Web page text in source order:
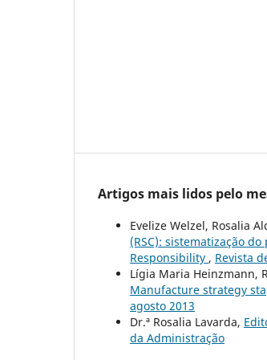
Artigos mais lidos pelo
Evelize Welzel, Rosalia
(RSC): sistematização
Responsibility , Revista
Lígia Maria Heinzmann,
Manufacture strategy
agosto 2013
Dr.ª Rosalia Lavarda,
da Administração